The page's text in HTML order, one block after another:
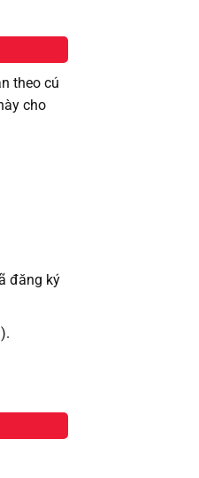
theo cú
cho
đăng ký